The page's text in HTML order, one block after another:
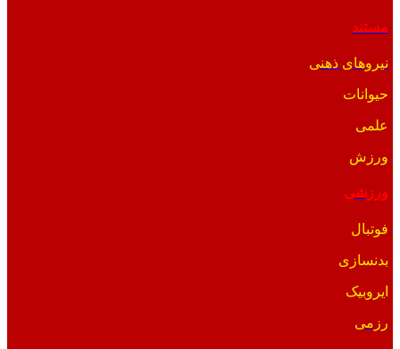
مستند
نیروهای ذهنی
حیوانات
علمی
ورزش
ورزشی
فوتبال
بدنسازی
ایروبیک
رزمی